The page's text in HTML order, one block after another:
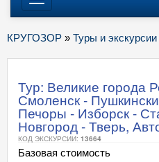
Меню
КРУГОЗОР » Туры и экскурсии
Тур: Великие города
Смоленск -
Печоры - Изборск -
Новгород - Тверь,
КОД ЭКСКУРСИИ: 13664
Базовая стоимость